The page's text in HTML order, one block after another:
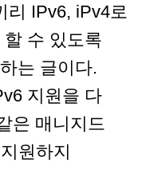
리 IPv6, iPv4로
수 있도록
는 글이다.
지원을 다
은 매니지드
원하지